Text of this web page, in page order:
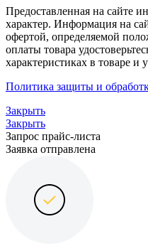
Предоставленная на сайте
характер. Информация на
офертой, определяемой
оплаты товара
характеристиках в товаре и
Политика защиты и
Закрыть
Закрыть
Запрос прайс-листа
Заявка отправлена